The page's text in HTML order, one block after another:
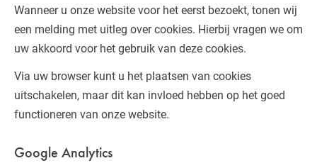
Wanneer u onze website voor het eerst bezoekt, tonen wij
een melding met uitleg over cookies. Hierbij vragen we om
uw akkoord voor het gebruik van deze cookies.
Via uw browser kunt u het plaatsen van cookies
uitschakelen, maar dit kan invloed hebben op het goed
functioneren van onze website.
Google Analytics